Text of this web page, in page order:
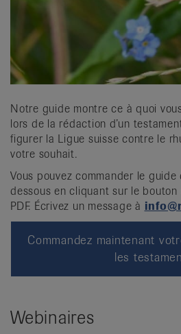
Notre guide montre ce à quoi
lors de la rédaction d’un
figurer la Ligue suisse contre le
votre souhait.
Vous pouvez commander le
dessous en cliquant sur le
PDF. Écrivez un message à
Commandez maintenant
les
Webinaires